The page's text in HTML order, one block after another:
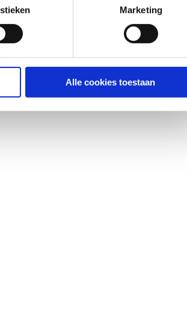
Marketing
Alle cookies toestaan